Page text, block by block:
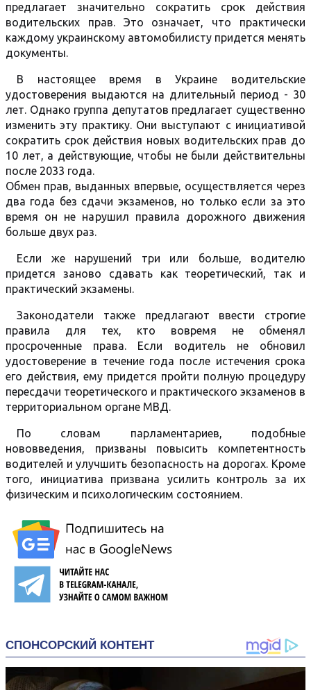
предлагает значительно сократить срок действия
водительских прав. Это означает, что практически
каждому украинскому автомобилисту придется менять
документы.
В настоящее время в Украине водительские
удостоверения выдаются на длительный период - 30
лет. Однако группа депутатов предлагает существенно
изменить эту практику. Они выступают с инициативой
сократить срок действия новых водительских прав до
10 лет, а действующие, чтобы не были действительны
после 2033 года.
Обмен прав, выданных впервые, осуществляется через
два года без сдачи экзаменов, но только если за это
время он не нарушил правила дорожного движения
больше двух раз.
Если же нарушений три или больше, водителю
придется заново сдавать как теоретический, так и
практический экзамены.
Законодатели также предлагают ввести строгие
правила для тех, кто вовремя не обменял
просроченные права. Если водитель не обновил
удостоверение в течение года после истечения срока
его действия, ему придется пройти полную процедуру
пересдачи теоретического и практического экзаменов в
территориальном органе МВД.
По словам парламентариев, подобные
нововведения, призваны повысить компетентность
водителей и улучшить безопасность на дорогах. Кроме
того, инициатива призвана усилить контроль за их
физическим и психологическим состоянием.